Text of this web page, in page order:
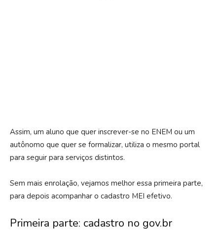
Assim, um aluno que quer inscrever-se no ENEM ou um
autônomo que quer se formalizar, utiliza o mesmo portal
para seguir para serviços distintos.
Sem mais enrolação, vejamos melhor essa primeira parte,
para depois acompanhar o cadastro MEI efetivo.
Primeira parte: cadastro no gov.br